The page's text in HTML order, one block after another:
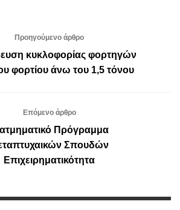
Προηγούμενο άρθρο
κυκλοφορίας φορτηγών
φορτίου άνω του 1,5 τόνου
Επόμενο άρθρο
Πρόγραμμα
Σπουδών
Επιχειρηματικότητα